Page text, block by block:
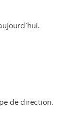
de direction.